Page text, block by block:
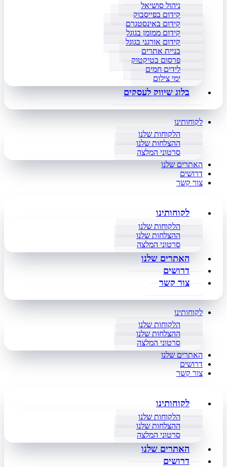
ניהול סושיאל
קידום בפייסבוק
קידום באינסטגרם
קידום ממומן בגוגל
קידום אורגני בגוגל
בניית אתרים
פרסום בטיקטוק
לידים חמים
ימי צילום
בלוג שיווק לעסקים
לקוחותינו
הלקוחות שלנו
ההצלחות שלנו
סרטוני המלצה
האתרים שלנו
דרושים
צור קשר
לקוחותינו
הלקוחות שלנו
ההצלחות שלנו
סרטוני המלצה
האתרים שלנו
דרושים
צור קשר
לקוחותינו
הלקוחות שלנו
ההצלחות שלנו
סרטוני המלצה
האתרים שלנו
דרושים
צור קשר
לקוחותינו
הלקוחות שלנו
ההצלחות שלנו
סרטוני המלצה
האתרים שלנו
דרושים